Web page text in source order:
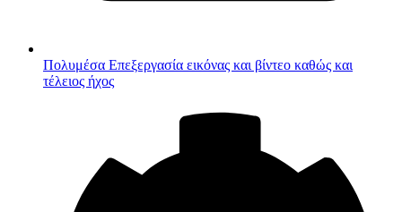
Πολυμέσα Επεξεργασία εικόνας και βίντεο καθώς και
τέλειος ήχος